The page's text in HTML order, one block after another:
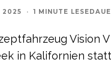
2025 · 1 MINUTE
in Kalifornien